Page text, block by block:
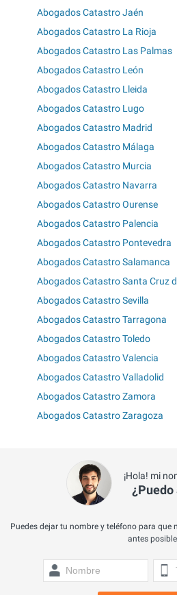
Abogados Catastro Jaén
Abogados Catastro La Rioja
Abogados Catastro Las Palmas
Abogados Catastro León
Abogados Catastro Lleida
Abogados Catastro Lugo
Abogados Catastro Madrid
Abogados Catastro Málaga
Abogados Catastro Murcia
Abogados Catastro Navarra
Abogados Catastro Ourense
Abogados Catastro Palencia
Abogados Catastro Pontevedra
Abogados Catastro Salamanca
Abogados Catastro Santa Cruz
Abogados Catastro Sevilla
Abogados Catastro Tarragona
Abogados Catastro Toledo
Abogados Catastro Valencia
Abogados Catastro Valladolid
Abogados Catastro Zamora
Abogados Catastro Zaragoza
¡Hola! mi
Puedes dejar tu nombre y teléfono para
antes